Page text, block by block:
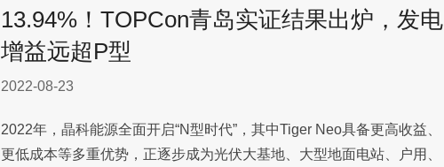
13.94%！TOPCon青岛实证结果出炉，发电
增益远超P型
2022-08-23
2022年，晶科能源全面开启“N型时代”，其中Tiger Neo具备更高收益、
更低成本等多重优势，正逐步成为光伏大基地、大型地面电站、户用、